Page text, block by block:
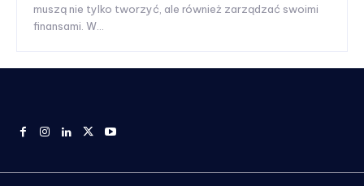
muszą nie tylko tworzyć, ale również zarządzać swoimi
finansami. W...